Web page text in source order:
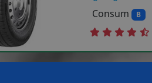
Consum
B